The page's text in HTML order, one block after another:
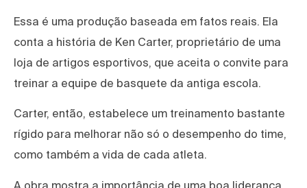
Essa é uma produção baseada em fatos reais. Ela
conta a história de Ken Carter, proprietário de uma
loja de artigos esportivos, que aceita o convite para
treinar a equipe de basquete da antiga escola.
Carter, então, estabelece um treinamento bastante
rígido para melhorar não só o desempenho do time,
como também a vida de cada atleta.
A obra mostra a importância de uma boa liderança